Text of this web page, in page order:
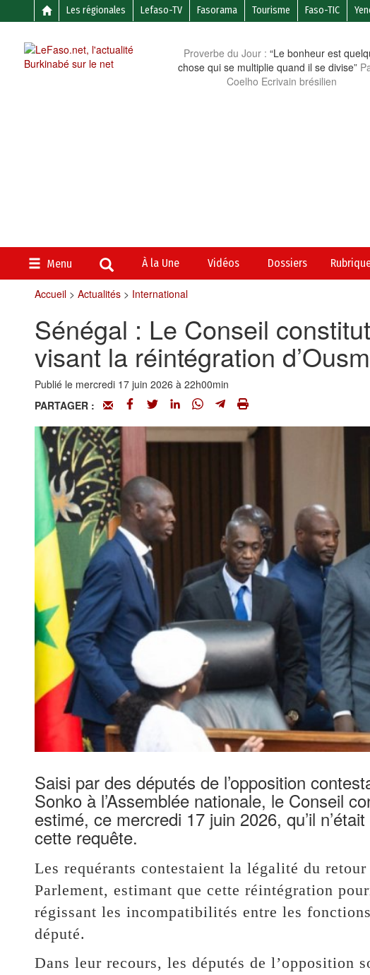
Les régionales Lefaso-TV Fasorama Tourisme Faso-TIC
Proverbe du Jour : “Le bonheur est
chose qui se multiplie quand il se divise”
Coelho Ecrivain brésilien
Menu À la Une Vidéos Dossiers
Accueil> Actualités> International
Sénégal : Le Conseil
visant la réintégration
Publié le mercredi 17 juin 2026 à 22h00min
PARTAGER :
Saisi par des députés de l’opposition
Sonko à l’Assemblée nationale, le Conseil
estimé, ce mercredi 17 juin 2026, qu’il
cette requête.
Les requérants contestaient la légalité du
Parlement, estimant que cette réintégration
régissant les incompatibilités entre les
député.
Dans leur recours, les députés de l’opposition